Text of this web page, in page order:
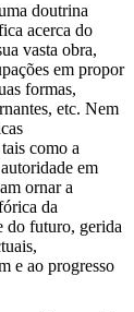
doutrina
acerca do
vasta obra,
em propor
formas,
etc. Nem
como a
em
ornar a
da
do futuro, gerida
e ao progresso